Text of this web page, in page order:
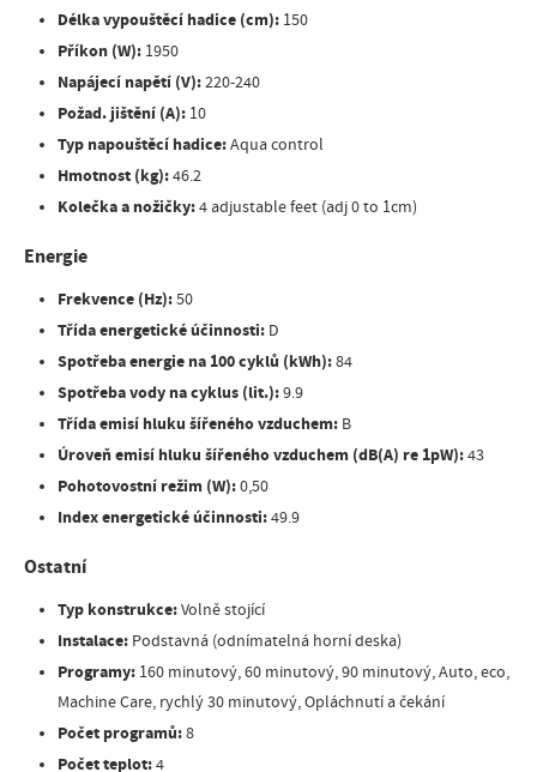
Délka vypouštěcí hadice (cm): 150
Příkon (W): 1950
Napájecí napětí (V):220-240
Požad. jištění (A): 10
Typ napouštěcí hadice:Aqua control
Hmotnost (kg):46.2
Kolečka a nožičky:4 adjustable feet (adj 0 to 1cm)
Energie
Frekvence (Hz):50
Třída energetické účinnosti: D
Spotřeba energie na 100 cyklů (kWh):84
Spotřeba vody na cyklus (lit.):9.9
Třída emisí hluku šířeného vzduchem: B
Úroveň emisí hluku šířeného vzduchem (dB(A) re 1pW):43
Pohotovostní režim (W):0,50
Index energetické účinnosti:49.9
Ostatní
Typ konstrukce:Volně stojící
Instalace: Podstavná (odnímatelná horní deska)
Programy: 160 minutový, 60 minutový, 90 minutový, Auto, eco,
Machine Care, rychlý 30 minutový, Opláchnutí a čekání
Počet programů:8
Počet teplot:4